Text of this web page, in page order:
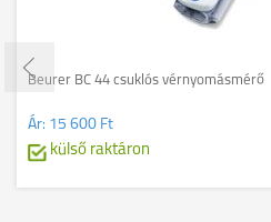
Beurer BC 44 csuklós vérnyomásmérő
Ár: 15 600 Ft
külső raktáron